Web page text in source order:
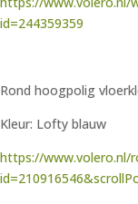
id=244359359
Rond hoogpolig
Kleur: Lofty blauw
https://www.volero.nl/